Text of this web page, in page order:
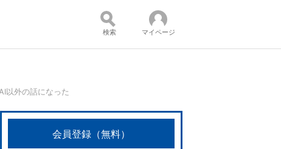
コンテンツ：
検索 マイページ
以外の話になった
会員登録（無料）